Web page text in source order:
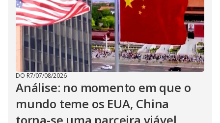
DO R7/07/08/2026
Análise: no momento em que o
mundo teme os EUA, China